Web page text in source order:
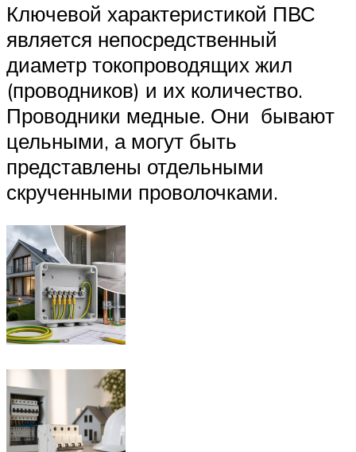
Ключевой характеристикой ПВС
является непосредственный
диаметр токопроводящих жил
(проводников) и их количество.
Проводники медные. Они бывают
цельными, а могут быть
представлены отдельными
скрученными проволочками.